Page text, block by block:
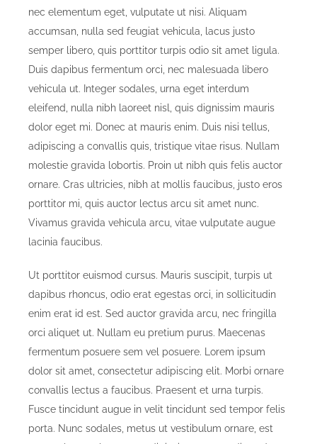
nec elementum eget, vulputate ut nisi. Aliquam
accumsan, nulla sed feugiat vehicula, lacus justo
semper libero, quis porttitor turpis odio sit amet ligula.
Duis dapibus fermentum orci, nec malesuada libero
vehicula ut. Integer sodales, urna eget interdum
eleifend, nulla nibh laoreet nisl, quis dignissim mauris
dolor eget mi. Donec at mauris enim. Duis nisi tellus,
adipiscing a convallis quis, tristique vitae risus. Nullam
molestie gravida lobortis. Proin ut nibh quis felis auctor
ornare. Cras ultricies, nibh at mollis faucibus, justo eros
porttitor mi, quis auctor lectus arcu sit amet nunc.
Vivamus gravida vehicula arcu, vitae vulputate augue
lacinia faucibus.
Ut porttitor euismod cursus. Mauris suscipit, turpis ut
dapibus rhoncus, odio erat egestas orci, in sollicitudin
enim erat id est. Sed auctor gravida arcu, nec fringilla
orci aliquet ut. Nullam eu pretium purus. Maecenas
fermentum posuere sem vel posuere. Lorem ipsum
dolor sit amet, consectetur adipiscing elit. Morbi ornare
convallis lectus a faucibus. Praesent et urna turpis.
Fusce tincidunt augue in velit tincidunt sed tempor felis
porta. Nunc sodales, metus ut vestibulum ornare, est